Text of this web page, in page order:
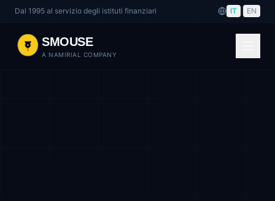
Dal 1995 al servizio degli istituti finanziari IT EN
SMOUSE
A NAMIRIAL COMPANY